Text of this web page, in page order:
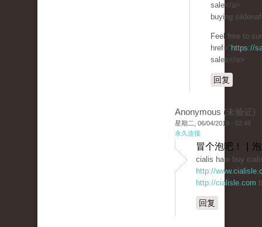
sale</a>
buying
Feel free to
href=" https://
sales</a>
回复
Anonymous (未验证)
星期二, 06/04/2019 - 02:48
永久连接
冒个泡吧！ |
cialis hapi buy
http://
http://cialisle.com
回复